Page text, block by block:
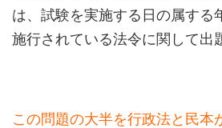
は、試験を実施する日の属する
施行されている法令に関して出
この問題の大半を行政法と民本